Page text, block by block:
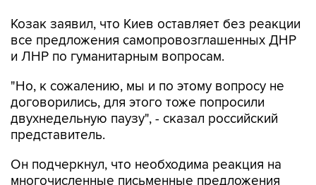
и ЛНР по гуманитарным вопросам.
"Но, к сожалению, мы и по этому вопросу не
двухнедельную паузу", - сказал российский
представитель.
Он подчеркнул, что необходима реакция на
республик.